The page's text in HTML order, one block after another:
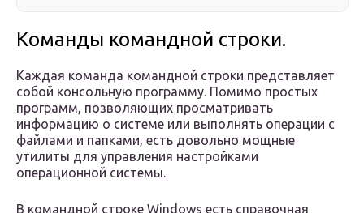
Команды командной строки.
Каждая команда командной строки представляет
собой консольную программу. Помимо простых
программ, позволяющих просматривать
информацию о системе или выполнять операции с
файлами и папками, есть довольно мощные
утилиты для управления настройками
операционной системы.
В командной строке Windows есть справочная